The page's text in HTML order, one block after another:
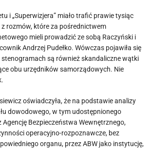
i „Superwizjera” miało trafić prawie tysiąc
rozmów, które za pośrednictwem
mieli prowadzić ze sobą Raczyński i
Andrzej Pudełko. Wówczas pojawiła się
są również skandaliczne wątki
obu urzędników samorządowych. Nie
oświadczyła, że na podstawie analizy
dowodowego, w tym udostępnionego
Bezpieczeństwa Wewnętrznego,
operacyjno-rozpoznawcze, bez
organu, przez ABW jako instytucję,